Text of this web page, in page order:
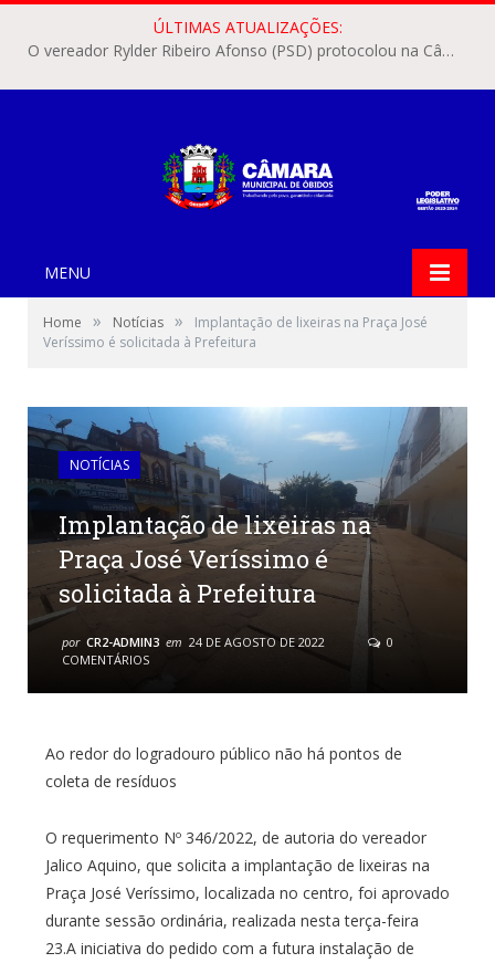
ÚLTIMAS ATUALIZAÇÕES:
O vereador Rylder Ribeiro Afonso (PSD) protocolou na Câmara Municipal de Óbidos o Requerimento nº 346/2026.
MENU
Home » Notícias »
Implantação de lixeiras na Praça José
Veríssimo é solicitada à Prefeitura
NOTÍCIAS
Implantação de lixeiras na
Praça José Veríssimo é
solicitada à Prefeitura
por CR2-ADMIN3 em 24 DE AGOSTO DE 2022
0
COMENTÁRIOS
Ao redor do logradouro público não há pontos de
coleta de resíduos
O requerimento Nº 346/2022, de autoria do vereador
Jalico Aquino, que solicita a implantação de lixeiras na
Praça José Veríssimo, localizada no centro, foi aprovado
durante sessão ordinária, realizada nesta terça-feira
23.A iniciativa do pedido com a futura instalação de